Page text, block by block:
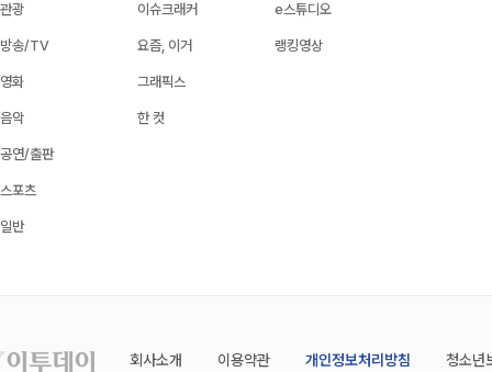
관광
방송/TV
영화
음악
공연/출판
스포츠
일반
이슈크래커
요즘, 이거
그래픽스
한 컷
e스튜디오
랭킹영상
회사소개 이용약관 개인정보처리방침 청소년